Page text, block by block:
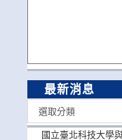
最新消息
選取分類
國立臺北科技大學